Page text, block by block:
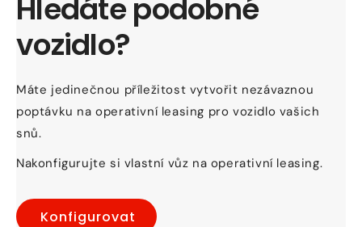
Hledáte podobné
vozidlo?
Máte jedinečnou příležitost vytvořit nezávaznou
poptávku na operativní leasing pro vozidlo vašich
snů.
Nakonfigurujte si vlastní vůz na operativní leasing.
Konfigurovat